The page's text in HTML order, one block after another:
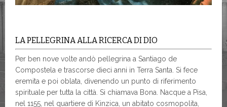
LA PELLEGRINA ALLA RICERCA DI DIO
Per ben nove volte andò pellegrina a Santiago de
Compostela e trascorse dieci anni in Terra Santa. Si fece
eremita e poi oblata, divenendo un punto di riferimento
spirituale per tutta la città. Si chiamava Bona. Nacque a Pisa,
nel 1155, nel quartiere di Kinzica, un abitato cosmopolita,